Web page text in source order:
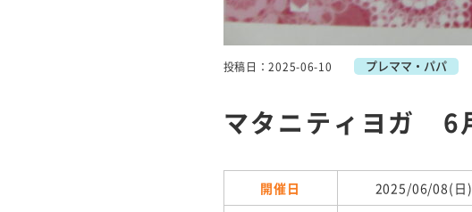
投稿日：2025-06-10 プレママ・パパ
マタニティヨガ 6
開催日
2025/06/08(日)